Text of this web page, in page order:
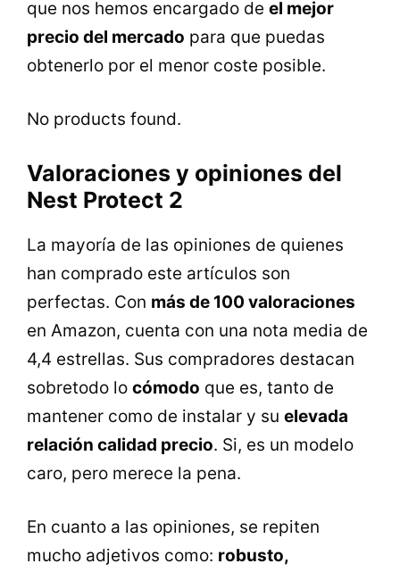
que nos hemos encargado de el mejor
precio del mercado para que puedas
obtenerlo por el menor coste posible.
No products found.
Valoraciones y opiniones del
Nest Protect 2
La mayoría de las opiniones de quienes
han comprado este artículos son
perfectas. Con más de 100 valoraciones
en Amazon, cuenta con una nota media de
4,4 estrellas. Sus compradores destacan
sobretodo lo cómodo que es, tanto de
mantener como de instalar y su elevada
relación calidad precio. Si, es un modelo
caro, pero merece la pena.
En cuanto a las opiniones, se repiten
mucho adjetivos como: robusto,